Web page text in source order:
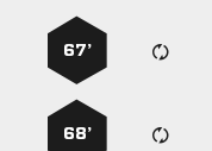
67’
68’